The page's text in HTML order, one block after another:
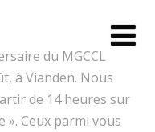
du MGCCL
à Vianden. Nous
de 14 heures sur
». Ceux parmi vous